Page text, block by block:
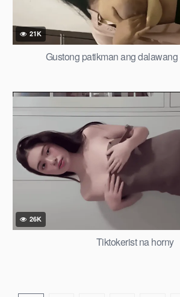
21K
Gustong patikman ang
26K
Tiktokerist na horny